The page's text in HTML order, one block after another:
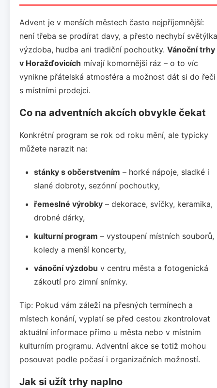
Advent je v menších městech často nejpříjemnější:
není třeba se prodírat davy, a přesto nechybí
výzdoba, hudba ani tradiční pochoutky. Vánoční trhy
v Horažďovicích mívají komornější ráz – o to víc
vynikne přátelská atmosféra a možnost dát si do řeči
s místními prodejci.
Co na adventních akcích obvykle čekat
Konkrétní program se rok od roku mění, ale typicky
můžete narazit na:
stánky s občerstvením – horké nápoje, sladké i
slané dobroty, sezónní pochoutky,
řemeslné výrobky – dekorace, svíčky, keramika,
drobné dárky,
kulturní program – vystoupení místních souborů,
koledy a menší koncerty,
vánoční výzdobu v centru města a fotogenická
zákoutí pro zimní snímky.
Tip: Pokud vám záleží na přesných termínech a
místech konání, vyplatí se před cestou zkontrolovat
aktuální informace přímo u města nebo v místním
kulturním programu. Adventní akce se totiž mohou
posouvat podle počasí i organizačních možností.
Jak si užít trhy naplno